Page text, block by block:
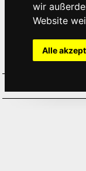
wir
Website
Alle